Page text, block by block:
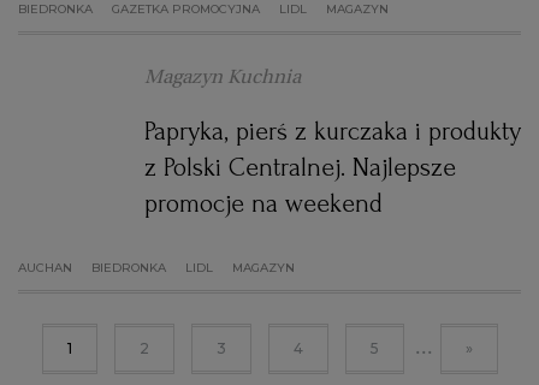
BIEDRONKA GAZETKA PROMOCYJNA LIDL MAGAZYN
Magazyn Kuchnia
Papryka, pierś z kurczaka i produkty
z Polski Centralnej. Najlepsze
promocje na weekend
AUCHAN BIEDRONKA LIDL MAGAZYN
1 2 3 4 5 ... »